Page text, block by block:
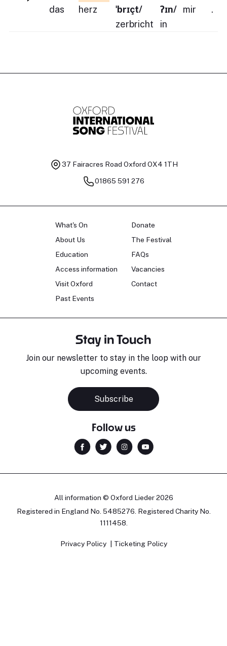
das
herz
ˈbrɪçt/
zerbricht
ʔɪn/
in
mir
.
37 Fairacres Road Oxford OX4 1TH
01865 591 276
What's On
About Us
Education
Access information
Visit Oxford
Past Events
Donate
The Festival
FAQs
Vacancies
Contact
Stay in Touch
Join our newsletter to stay in the loop with our
upcoming events.
Subscribe
Follow us
All information © Oxford Lieder 2026
Registered in England No. 5485276. Registered Charity No.
1111458.
Privacy Policy Ticketing Policy